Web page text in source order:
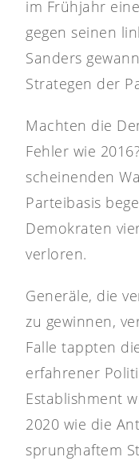
im Frühjahr
gegen seinen
Sanders
Strategen der
Machten die
Fehler wie
scheinenden
Parteibasis
Demokraten
verloren.
Generäle, die
zu gewinnen,
Falle tappten
erfahrener
Establishment
2020 wie die
sprunghaftem